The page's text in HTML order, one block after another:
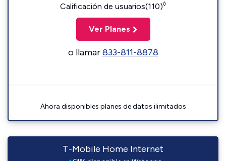
Calificación de usuarios(110)◊
Ver Planes
o llamar833-811-8878
Ahora disponibles planes de datos ilimitados
T-Mobile Home Internet